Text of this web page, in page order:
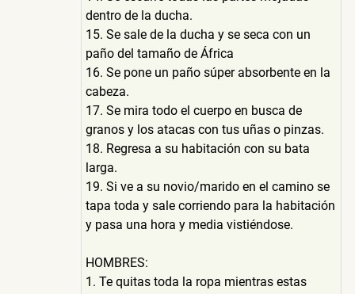
dentro de la ducha.
15. Se sale de la ducha y se seca con un
paño del tamaño de África
16. Se pone un paño súper absorbente en la
cabeza.
17. Se mira todo el cuerpo en busca de
granos y los atacas con tus uñas o pinzas.
18. Regresa a su habitación con su bata
larga.
19. Si ve a su novio/marido en el camino se
tapa toda y sale corriendo para la habitación
y pasa una hora y media vistiéndose.
HOMBRES:
1. Te quitas toda la ropa mientras estas